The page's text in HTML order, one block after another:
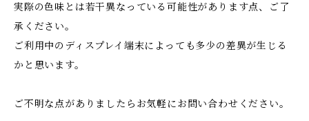
実際の色味とは若干異なっている可能性があります点、ご了
承ください。
ご利用中のディスプレイ端末によっても多少の差異が生じる
かと思います。
ご不明な点がありましたらお気軽にお問い合わせください。